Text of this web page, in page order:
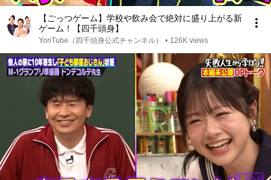
【ごっつゲーム】学校や飲み会で絶対に盛り上がる新
ゲーム！【四千頭身】
YonTube（四千頭身公式チャンネル） • 126K views